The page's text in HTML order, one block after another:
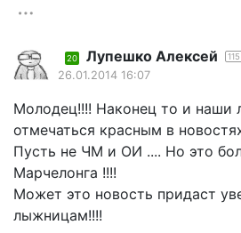
20 Лупешко Алексей 115
26.01.2014 16:07
Молодец!!!! Наконец то и наши
отмечаться красным в
Пусть не ЧМ и ОИ .... Но это
Марчелонга !!!!
Может это новость придаст
лыжницам!!!!